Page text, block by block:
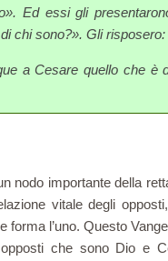
Ed essi gli
chi sono?». Gli
a Cesare quello che
nodo importante della
vitale degli
forma l’uno. Questo
che sono Dio e